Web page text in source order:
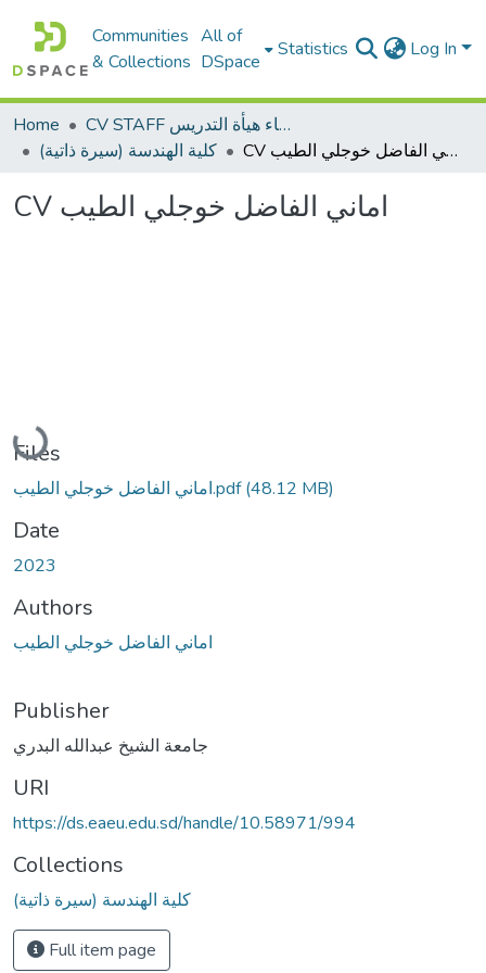
Communities
& Collections
All of
DSpace
Statistics Log In
Home
CV STAFF السيره الذاتية لأعضاء هيأة التدريس
كلية الهندسة (سيرة ذاتية)
CV اماني الفاضل خوجلي الطيب
CV اماني الفاضل خوجلي الطيب
Loading...
Files
اماني الفاضل خوجلي الطيب.pdf(48.12 MB)
Date
2023
Authors
اماني الفاضل خوجلي الطيب
Publisher
جامعة الشيخ عبدالله البدري
URI
https://ds.eaeu.edu.sd/handle/10.58971/994
Collections
كلية الهندسة (سيرة ذاتية)
Full item page